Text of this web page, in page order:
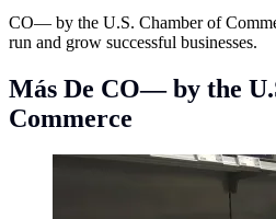
CO— by the U.S. Chamber of
run and grow successful businesses.
Más De CO— by the
Commerce